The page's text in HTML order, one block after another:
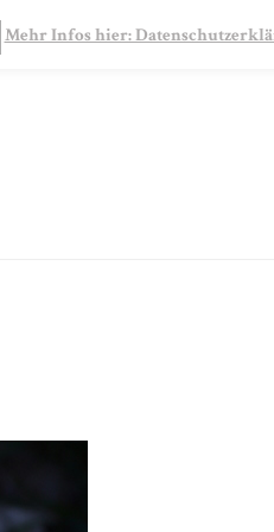
Mehr Infos hier: